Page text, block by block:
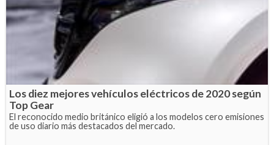
Los diez mejores vehículos eléctricos de 2020 según
Top Gear
El reconocido medio británico eligió a los modelos cero emisiones
de uso diario más destacados del mercado.